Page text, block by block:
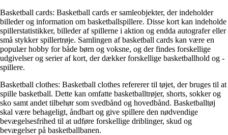
Basketball cards: Basketball cards er samleobjekter, der indeholder
billeder og information om basketballspillere. Disse kort kan indeholde
spillerstatistikker, billeder af spillerne i aktion og endda autografer eller
små stykker spillertrøje. Samlingen af basketball cards kan være en
populær hobby for både børn og voksne, og der findes forskellige
udgivelser og serier af kort, der dækker forskellige basketballhold og -
spillere.
Basketball clothes: Basketball clothes refererer til tøjet, der bruges til at
spille basketball. Dette kan omfatte basketballtrøjer, shorts, sokker og
sko samt andet tilbehør som svedbånd og hovedbånd. Basketballtøj
skal være behageligt, åndbart og give spillere den nødvendige
bevægelsesfrihed til at udføre forskellige driblinger, skud og
bevægelser på basketballbanen.